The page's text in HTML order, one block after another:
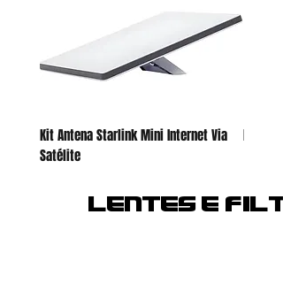
Kit Antena Starlink Mini Internet Via
Satélite
Kit Live
LENTES E